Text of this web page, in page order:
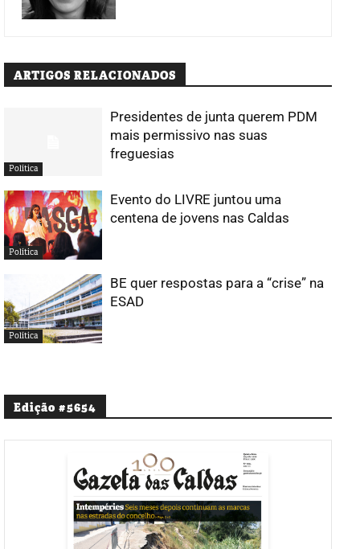
ARTIGOS RELACIONADOS
Política
Presidentes de junta querem PDM
mais permissivo nas suas
freguesias
Política
Evento do LIVRE juntou uma
centena de jovens nas Caldas
Política
BE quer respostas para a “crise” na
ESAD
Edição #5654